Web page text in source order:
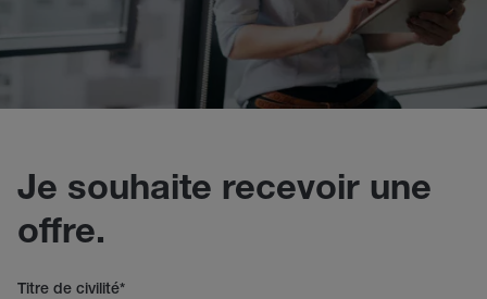
Je souhaite recevoir une
offre.
Titre de civilité*